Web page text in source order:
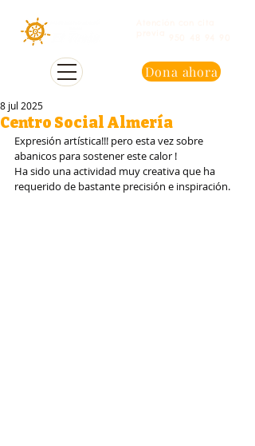
Dona ahora
Centro Social Almería
8 jul 2025
Expresión artística!!! pero esta vez sobre
abanicos para sostener este calor !
Ha sido una actividad muy creativa que ha
requerido de bastante precisión e inspiración.